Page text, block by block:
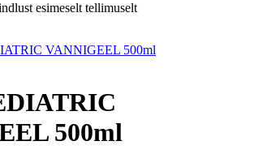
esimeselt tellimuselt
VANNIGEEL 500ml
500ml